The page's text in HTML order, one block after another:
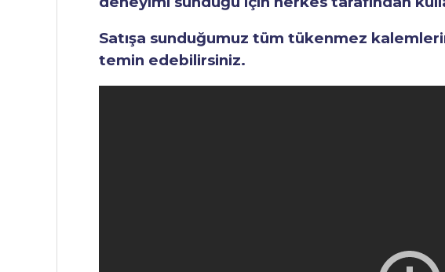
Satışa sunduğumuz tüm tükenmez
temin edebilirsiniz.